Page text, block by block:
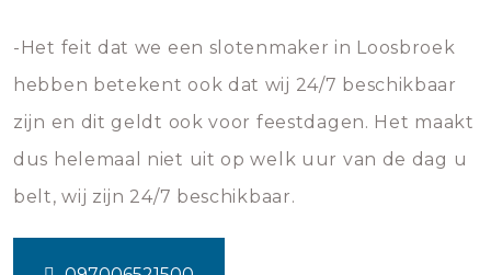
-Het feit dat we een slotenmaker in Loosbroek
hebben betekent ook dat wij 24/7 beschikbaar
zijn en dit geldt ook voor feestdagen. Het maakt
dus helemaal niet uit op welk uur van de dag u
belt, wij zijn 24/7 beschikbaar.